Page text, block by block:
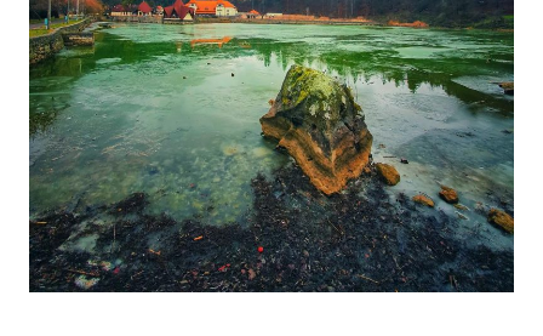
o
v
a
c
O
nl
in